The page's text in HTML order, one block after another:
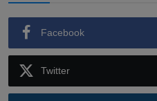
Facebook
Twitter